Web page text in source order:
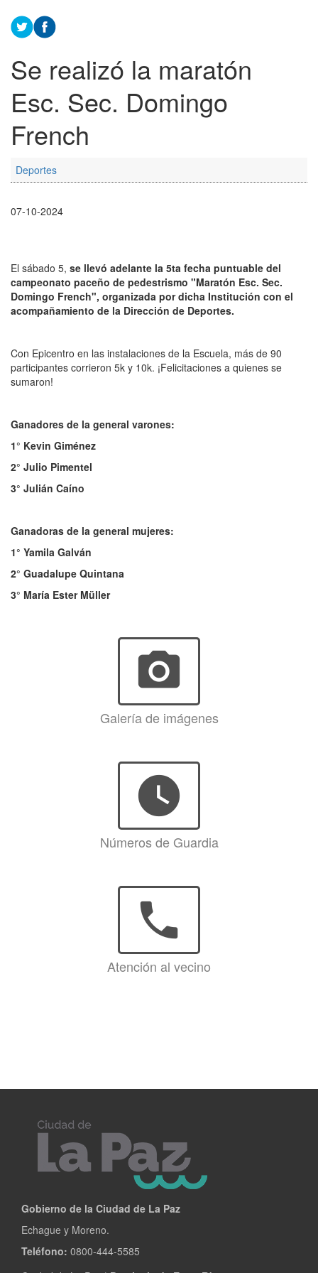
Se realizó la maratón
Esc. Sec. Domingo
French
Deportes
07-10-2024
El sábado 5, se llevó adelante la 5ta fecha puntuable del
campeonato paceño de pedestrismo "Maratón Esc. Sec.
Domingo French", organizada por dicha Institución con el
acompañamiento de la Dirección de Deportes.
Con Epicentro en las instalaciones de la Escuela, más de 90
participantes corrieron 5k y 10k. ¡Felicitaciones a quienes se
sumaron!
Ganadores de la general varones:
1° Kevin Giménez
2° Julio Pimentel
3° Julián Caíno
Ganadoras de la general mujeres:
1° Yamila Galván
2° Guadalupe Quintana
3° María Ester Müller
photo_camera
Galería de imágenes
watch_later
Números de Guardia
phone
Atención al vecino
Gobierno de la Ciudad de La Paz
Echague y Moreno.
Teléfono: 0800-444-5585